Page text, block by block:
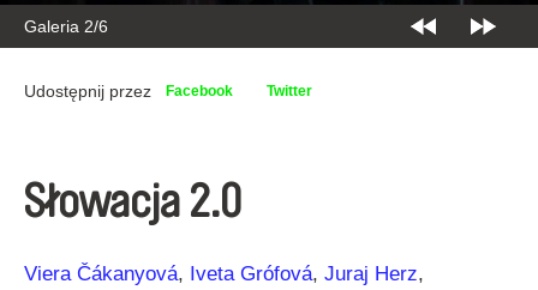
Galeria 2/6
Udostępnij przez Facebook Twitter
Słowacja 2.0
Reżyseria
Viera Čákanyová Iveta Grófová Juraj Herz
Rok